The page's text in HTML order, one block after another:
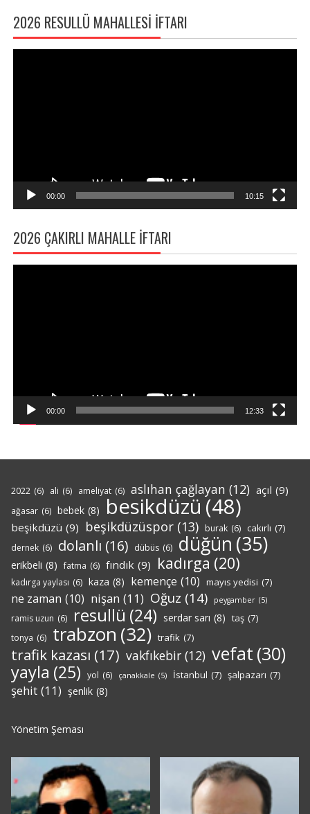
2026 RESULLÜ MAHALLESI İFTARI
00:00 10:15
2026 ÇAKIRLI MAHALLE İFTARI
00:00 12:33
2022 (6) ali (6) ameliyat (6) aslıhan çağlayan (12) açıl (9)
ağasar (6) bebek (8) besikdüzü(48)
beşikdüzü (9) beşikdüzüspor (13) burak (6) cakırlı (7)
dernek (6) dolanlı (16) dübüs (6) düğün (35)
erikbeli (8) fatma (6) fındık (9) kadırga (20)
kadırga yaylası (6) kaza (8) kemençe (10) mayıs yedisi (7)
ne zaman (10) nişan (11) Oğuz (14) peygamber (5)
ramis uzun (6) resullü (24) serdar sarı (8) taş (7)
tonya (6) trabzon (32) trafik (7)
trafik kazası (17) vakfıkebir (12) vefat (30)
yayla (25) yol (6) çanakkale (5) İstanbul (7) şalpazarı (7)
şehit (11) şenlik (8)
Yönetim Şeması